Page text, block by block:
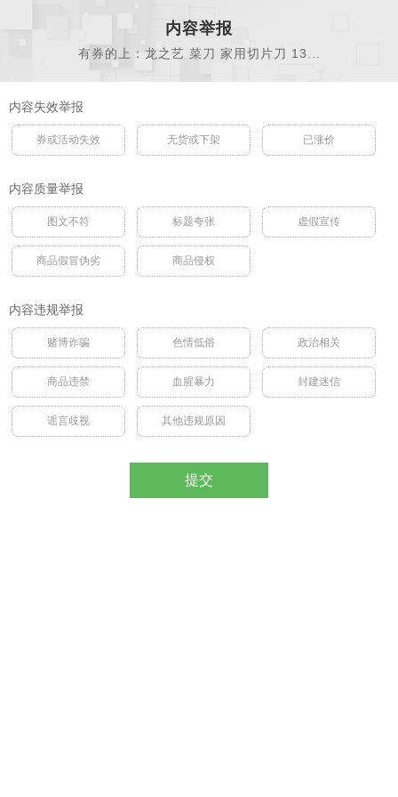
内容举报
有券的上：龙之艺 菜刀 家用切片刀 13...
内容失效举报
券或活动失效 无货或下架 已涨价
内容质量举报
图文不符 标题夸张 虚假宣传
商品假冒伪劣 商品侵权
内容违规举报
赌博诈骗 色情低俗 政治相关
商品违禁 血腥暴力 封建迷信
谣言歧视 其他违规原因
提交